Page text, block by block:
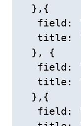
  },{
field:
title:
  }, {
field:
title:
  },{
field: